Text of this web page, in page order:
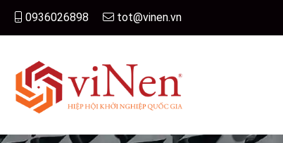
0936026898 tot@vinen.vn